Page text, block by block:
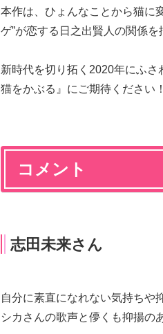
本作は、ひょんなことから猫に
ゲ”が恋する日之出賢人の関係を
新時代を切り拓く2020年にふ
猫をかぶる』にご期待ください！
コメント
志田未来さん
自分に素直になれない気持ちや
シカさんの歌声と儚くも抑揚の